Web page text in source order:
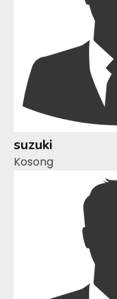
suzuki
Kosong